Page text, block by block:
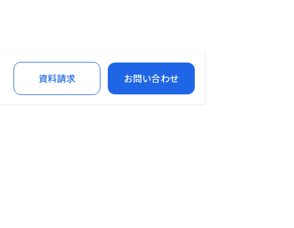
資料請求 お問い合わせ